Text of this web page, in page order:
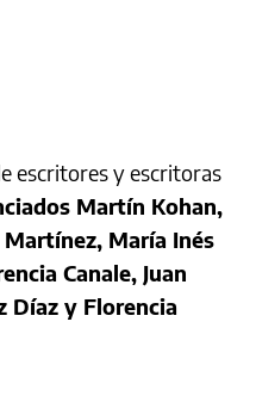
escritores y escritoras
Martín Kohan,
María Inés
Canale, Juan
Díaz y Florencia